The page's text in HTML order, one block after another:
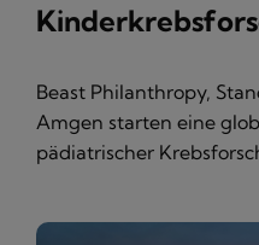
Beast Philanthropy,
Amgen starten eine
pädiatrischer